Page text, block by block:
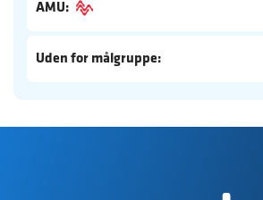
AMU:
Uden for målgruppe: